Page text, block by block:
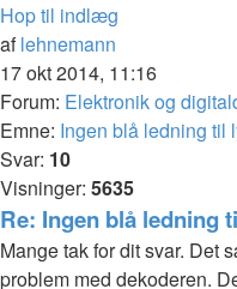
Hop til indlæg
aflehnemann
17 okt 2014, 11:16
Forum: Elektronik og
Emne: Ingen blå ledning til
Svar: 10
Visninger: 5635
Re: Ingen blå ledning
Mange tak for dit svar. Det
problem med dekoderen.